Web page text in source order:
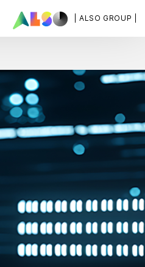
| ALSO GROUP |